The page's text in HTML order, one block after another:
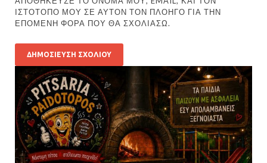
ΙΣΤΌΤΟΠΟ ΜΟΥ ΣΕ ΑΥΤΌΝ ΤΟΝ ΠΛΟΗΓΌ ΓΙΑ ΤΗΝ
ΕΠΌΜΕΝΗ ΦΟΡΆ ΠΟΥ ΘΑ ΣΧΟΛΙΆΣΩ.